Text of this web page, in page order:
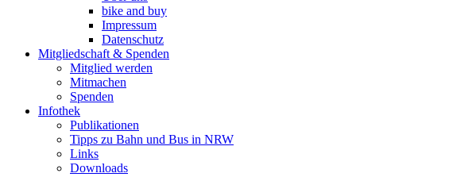
bike and buy
Impressum
Datenschutz
Mitgliedschaft & Spenden
Mitglied werden
Mitmachen
Spenden
Infothek
Publikationen
Tipps zu Bahn und Bus in NRW
Links
Downloads